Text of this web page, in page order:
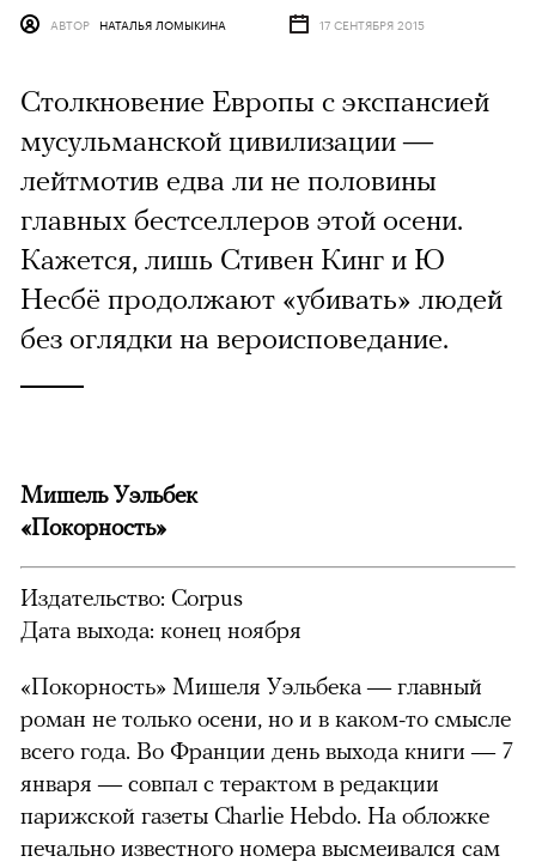
АВТОР НАТАЛЬЯ ЛОМЫКИНА 17 СЕНТЯБРЯ 2015
Столкновение Европы с экспансией
мусульманской цивилизации —
лейтмотив едва ли не половины
главных бестселлеров этой осени.
Кажется, лишь Стивен Кинг и Ю
Несбё продолжают «убивать» людей
без оглядки на вероисповедание.
Мишель Уэльбек
«Покорность»
Издательство: Corpus
Дата выхода: конец ноября
«Покорность» Мишеля Уэльбека — главный
роман не только осени, но и в каком-то смысле
всего года. Во Франции день выхода книги — 7
января — совпал с терактом в редакции
парижской газеты Charlie Hebdo. На обложке
печально известного номера высмеивался сам